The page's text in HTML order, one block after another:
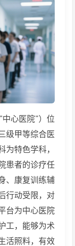
心医院"）位
级甲等综合医
为特色学科，
患者的诊疗任
、康复训练辅
行动受限，对
台为中心医院
工，能够为术
活照料，有效